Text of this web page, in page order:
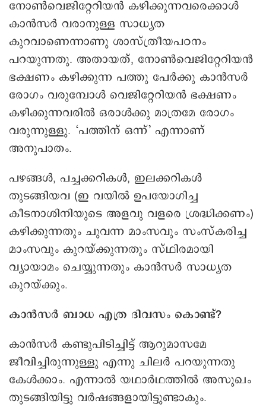
നോൺവെജിറ്റേറിയൻ കഴിക്കുന്നവരെക്കാൾ
കാൻസർ വരാനുള്ള സാധ്യത
കുറവാണെന്നാണു ശാസ്ത്രീയപഠനം
പറയുന്നതു. അതായത്, നോൺവെജിറ്റേറിയൻ
ഭക്ഷണം കഴിക്കുന്ന പത്തു പേർക്കു കാൻസർ
രോഗം വരുമ്പോൾ വെജിറ്റേറിയൻ ഭക്ഷണം
കഴിക്കുന്നവരിൽ ഒരാ‍ൾക്കു മാത്രമേ രോഗം
വരുന്നുള്ളു. ‘പത്തിന് ഒന്ന്’ എന്നാണ്
അനുപാതം.
പഴങ്ങൾ, പച്ചക്കറികൾ, ഇലക്കറികൾ
തുടങ്ങിയവ (ഇ വയിൽ ഉപയോഗിച്ച
കീടനാശിനിയുടെ അളവു വളരെ ശ്രദ്ധിക്കണം)
കഴിക്കുന്നതും ചുവന്ന മാംസവും സംസ്കരിച്ച
മാംസവും കുറയ്ക്കുന്നതും സ്ഥിരമായി
വ്യായാമം ചെയ്യുന്നതും കാൻസർ സാധ്യത
കുറയ്ക്കും.
കാൻസർ ബാധ എത്ര ദിവസം കൊണ്ട്?
കാൻസർ കണ്ടുപിടിച്ചിട്ട് ആറുമാസമേ
ജീവിച്ചിരുന്നുള്ളു എന്നു ചിലർ പറയുന്നതു
കേൾക്കാം. എന്നാൽ യഥാർഥത്തിൽ അസുഖം
തുടങ്ങിയിട്ടു വർഷങ്ങളായിട്ടുണ്ടാകും.